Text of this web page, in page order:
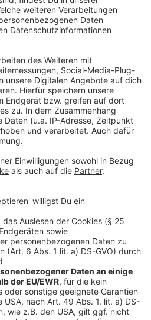
Ophoven in Richtung
Remigiusschule, der
sowie an der KiTa Opladen
Spaziergang an der
von Pfarrer Stephan
gibt es im Gemeindehaus
eine offene Gesprächsrunde.
Kirche, An St. Remigius
Opladen und die
laden zu einem
ein, an dem auch
mit Bildern der
gezeigt. Der Malteser
Beisammensein
Bielertstraße